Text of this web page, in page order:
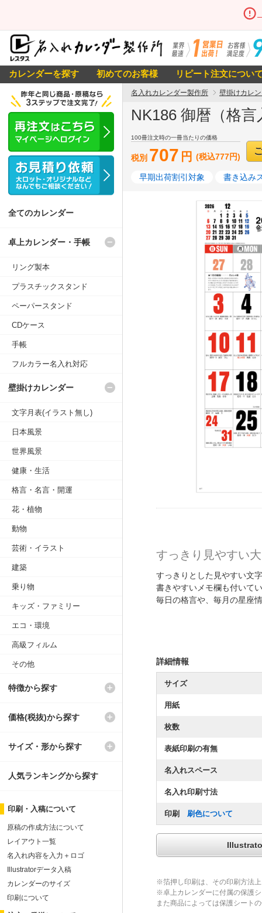
カレンダーを探す 初めてのお客様 リピート注文につい
名入れカレンダー製作所 壁掛けカレ
NK186 御暦（格
100冊注文時の一冊当たりの価格
税別 707 円 (税込777円)
早期出荷割引対象 書き込み
すっきり見やすい
すっきりとした見やすい文
書きやすいメモ欄も付いて
毎日の格言や、毎月の星座
詳細情報
サイズ
用紙
枚数
表紙印刷の有無
名入れスペース
名入れ印刷寸法
印刷 刷色について
※箔押し印刷は、その印刷方法
※卓上カレンダーに付属の保護
また商品によっては保護シート
全てのカレンダー
卓上カレンダー・手帳
リング製本
プラスチックスタンド
ペーパースタンド
CDケース
手帳
フルカラー名入れ対応
壁掛けカレンダー
文字月表(イラスト無し)
日本風景
世界風景
健康・生活
格言・名言・開運
花・植物
動物
芸術・イラスト
建築
乗り物
キッズ・ファミリー
エコ・環境
高級フィルム
その他
特徴から探す
価格(税抜)から探す
サイズ・形から探す
人気ランキングから探す
印刷・入稿について
原稿の作成方法について
レイアウト一覧
名入れ内容を入力＋ロゴ
Illustratorデータ入稿
カレンダーのサイズ
印刷について